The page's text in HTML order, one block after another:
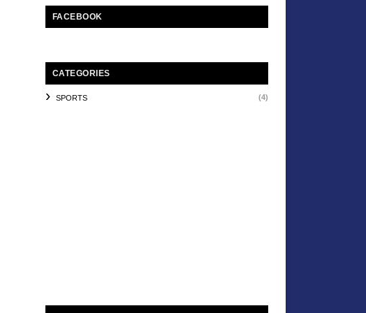
FACEBOOK
CATEGORIES
SPORTS (4)